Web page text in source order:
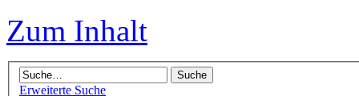
Zum Inhalt
Erweiterte Suche